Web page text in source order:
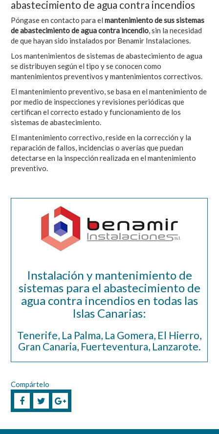
abastecimiento de agua contra incendios
Póngase en contacto para elmantenimiento de sus sistemas
de abastecimiento de agua contra incendio , sin la necesidad
de que hayan sido instalados por Benamir Instalaciones.
Los mantenimientos de sistemas de abastecimiento de agua
se distribuyen según el tipo y se conocen como
mantenimientos preventivos y mantenimientos correctivos.
El mantenimiento preventivo, se basa en el mantenimiento de
por medio de inspecciones y revisiones periódicas que
certifican el correcto estado y funcionamiento de los
sistemas de abastecimiento.
El mantenimiento correctivo, reside en la corrección y la
reparación de fallos, incidencias o averías que puedan
detectarse en la inspección realizada en el mantenimiento
preventivo.
Instalación y mantenimiento de
sistemas para el abastecimiento de
agua contra incendios en todas las
Islas Canarias:
Tenerife, La Palma, La Gomera, El Hierro,
Gran Canaria, Fuerteventura, Lanzarote.
Compártelo